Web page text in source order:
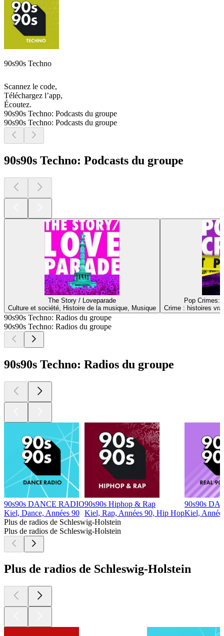
90s90s Techno
Scannez le code,
Téléchargez l’app,
Écoutez.
90s90s Techno: Podcasts du groupe
90s90s Techno: Podcasts du groupe
90s90s Techno: Podcasts du groupe
The Story / Loveparade
Culture et société, Histoire de la musique, Musique
Pop Crimes:
Crime : histoires
90s90s Techno: Radios du groupe
90s90s Techno: Radios du groupe
90s90s Techno: Radios du groupe
90s90s DANCE RADIO
Kiel, Dance, Années 90
90s90s Hiphop & Rap
Kiel, Rap, Années 90, Hip Hop
90s90s
Kiel,
Plus de radios de Schleswig-Holstein
Plus de radios de Schleswig-Holstein
Plus de radios de Schleswig-Holstein